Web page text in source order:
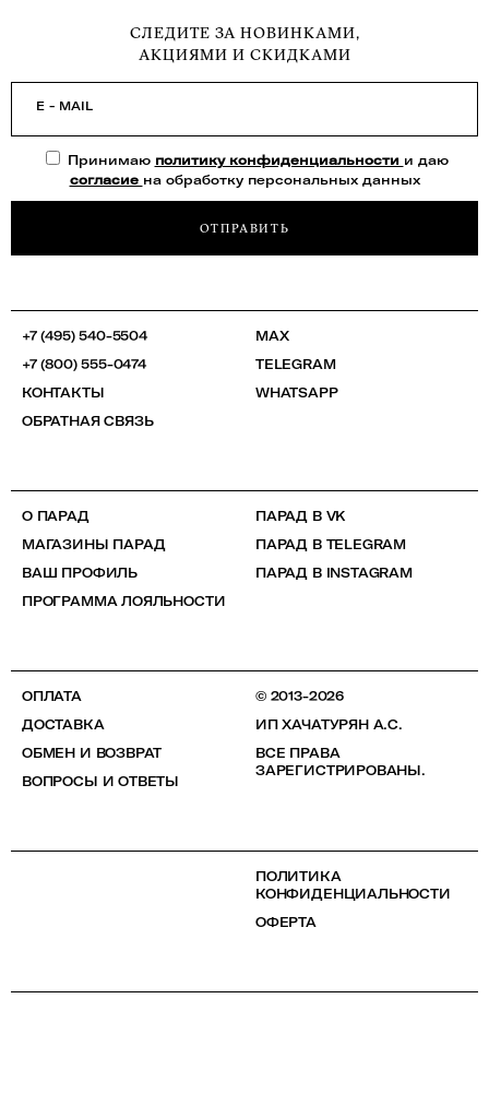
СЛЕДИТЕ ЗА НОВИНКАМИ,
АКЦИЯМИ И СКИДКАМИ
E - MAIL
Принимаю политику конфиденциальности и даю
согласие на обработку персональных данных
ОТПРАВИТЬ
+7 (495) 540-5504
+7 (800) 555-0474
КОНТАКТЫ
ОБРАТНАЯ СВЯЗЬ
MAX
TELEGRAM
WHATSAPP
О ПАРАД
МАГАЗИНЫ ПАРАД
ВАШ ПРОФИЛЬ
ПРОГРАММА ЛОЯЛЬНОСТИ
ПАРАД В VK
ПАРАД В TELEGRAM
ПАРАД В INSTAGRAM
ОПЛАТА
ДОСТАВКА
ОБМЕН И ВОЗВРАТ
ВОПРОСЫ И ОТВЕТЫ
© 2013-2026
ИП ХАЧАТУРЯН А.С.
ВСЕ ПРАВА
ЗАРЕГИСТРИРОВАНЫ.
ПОЛИТИКА
КОНФИДЕНЦИАЛЬНОСТИ
ОФЕРТА